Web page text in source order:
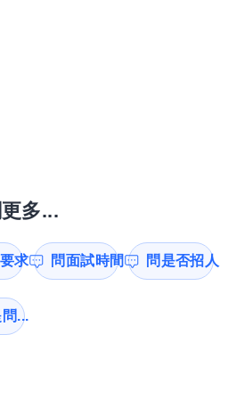
多...
求 問面試時間 問是否招人
問...